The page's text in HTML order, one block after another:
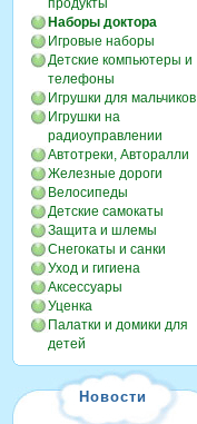
продукты
Наборы доктора
Игровые наборы
Детские компьютеры и
телефоны
Игрушки для мальчиков
Игрушки на
радиоуправлении
Автотреки, Авторалли
Железные дороги
Велосипеды
Детские самокаты
Защита и шлемы
Снегокаты и санки
Уход и гигиена
Аксессуары
Уценка
Палатки и домики для
детей
Новости